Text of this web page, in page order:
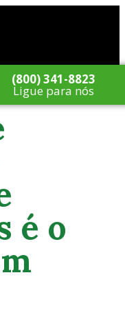
(800) 341-8823
Ligue para nós
é o